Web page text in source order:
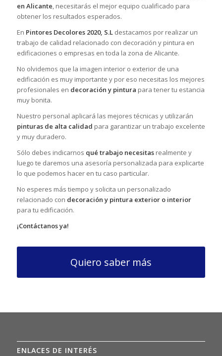
en Alicante, necesitarás el mejor equipo cualificado para
obtener los resultados esperados.
En Pintores Decolores 2020, S.L destacamos por realizar un
trabajo de calidad relacionado con decoración y pintura en
edificaciones o empresas en toda la zona de Alicante.
No olvidemos que la imagen interior o exterior de una
edificación es muy importante y por eso necesitas los mejores
profesionales en decoración y pintura para tener tu estancia
muy bonita.
Nuestro personal aplicará las mejores técnicas y utilizarán
pinturas de alta calidad para garantizar un trabajo excelente
y muy duradero.
Sólo debes indicarnos qué trabajo necesitasrealmente y
luego te daremos una asesoría personalizada para explicarte
lo que podemos hacer en tu caso particular.
No esperes más tiempo y solicita un personalizado
relacionado con decoración y pintura exterior o interior
para tu edificación.
¡Contáctanos ya!
Quiero saber más
ENLACES DE INTERÉS